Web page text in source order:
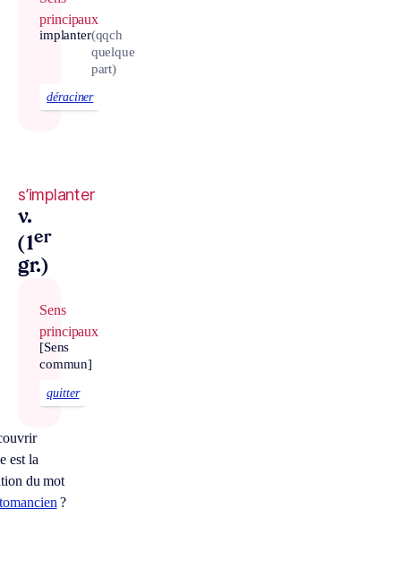
principaux
implanter(qqch
quelque
part)
déraciner
s’implanter
v.
(1er
gr.)
Sens
principaux
[Sens
commun]
quitter
est la
du mot
?